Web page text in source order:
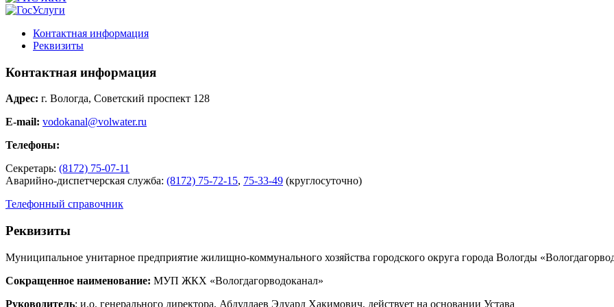
Контактная информация
Реквизиты
Контактная информация
Адрес: г. Вологда, Советский проспект 128
E-mail: vodokanal@volwater.ru
Телефоны:
Секретарь: (8172) 75-07-11
Аварийно-диспетчерская служба: (8172) 75-72-15, 75-33-49 (круглосуточно)
Телефонный справочник
Реквизиты
Муниципальное унитарное предприятие жилищно-коммунального хозяйства городского округа города Вологды
Сокращенное наименование: МУП ЖКХ «Вологдагорводоканал»
Руководитель: и.о. генерального директора, Абдуллаев Эдуард Хакимович, действует на основании Устава